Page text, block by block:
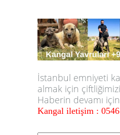
İstanbul emniyeti
almak için
Haberin devamı
Kangal iletişim :